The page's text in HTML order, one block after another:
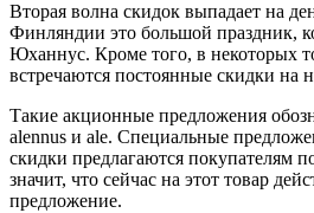
Вторая волна скидок выпадает на
Финляндии это большой праздник,
Юханнус. Кроме того, в некоторых
встречаются постоянные скидки на
Такие акционные предложения
alennus и ale. Специальные
скидки предлагаются покупателям
значит, что сейчас на этот товар
предложение.